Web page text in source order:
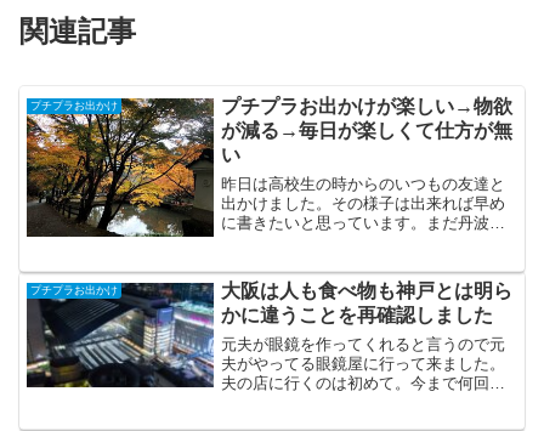
関連記事
プチプラお出かけ
プチプラお出かけが楽しい→物欲
が減る→毎日が楽しくて仕方が無
い
昨日は高校生の時からのいつもの友達と
出かけました。その様子は出来れば早め
に書きたいと思っています。まだ丹波の
たり仕事を頑張ったりして貯めたお金で
プチプラお出かけすること...
プチプラお出かけ
大阪は人も食べ物も神戸とは明ら
かに違うことを再確認しました
元夫が眼鏡を作ってくれると言うので元
夫がやってる眼鏡屋に行って来ました。
夫の店に行くのは初めて。今まで何回も